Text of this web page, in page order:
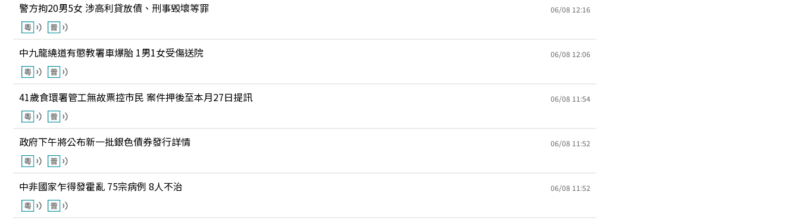
警方拘20男5女 涉高利貸放債、刑事毁壞等罪 06/08 12:16
中九龍繞道有懲教署車爆胎 1男1女受傷送院 06/08 12:06
41歲食環署管工無故票控市民 案件押後至本月27日提訊 06/08 11:54
政府下午將公布新一批銀色債券發行詳情 06/08 11:52
中非國家乍得發霍亂 75宗病例 8人不治 06/08 11:52